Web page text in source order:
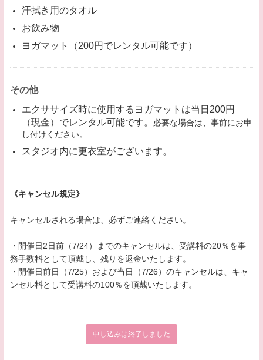
汗拭き用のタオル
お飲み物
ヨガマット（200円でレンタル可能です）
その他
エクササイズ時に使用するヨガマットは当日200円
（現金）でレンタル可能です。 必要な場合は、事前にお申
し付けください。
スタジオ内に更衣室がございます。
《キャンセル規定》
キャンセルされる場合は、必ずご連絡ください。
・開催日2日前（7/24）までのキャンセルは、受講料の20％を事
務手数料として頂戴し、残りを返金いたします。
・開催日前日（7/25）および当日（7/26）のキャンセルは、キャ
ンセル料として受講料の100％を頂戴いたします。
申し込みは終了しました